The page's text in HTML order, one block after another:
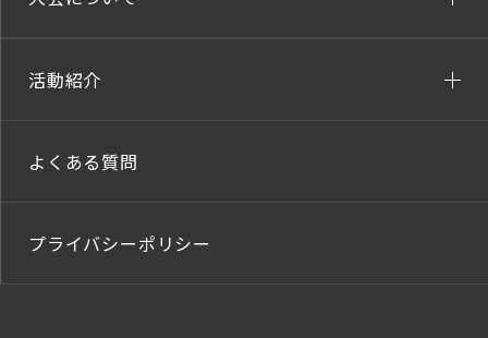
活動紹介
よくある質問
プライバシーポリシー